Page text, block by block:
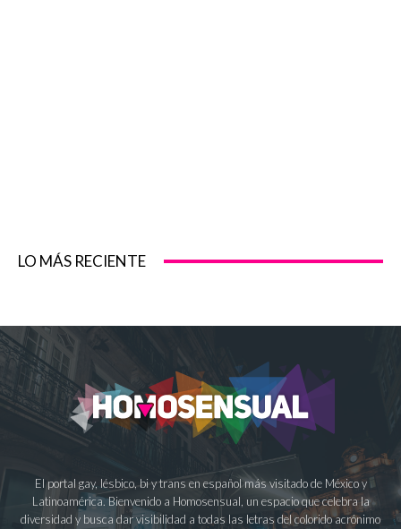
LO MÁS RECIENTE
El portal gay, lésbico, bi y trans en español más visitado de México y
Latinoamérica. Bienvenido a Homosensual, un espacio que celebra la
diversidad y busca dar visibilidad a todas las letras del colorido acrónimo